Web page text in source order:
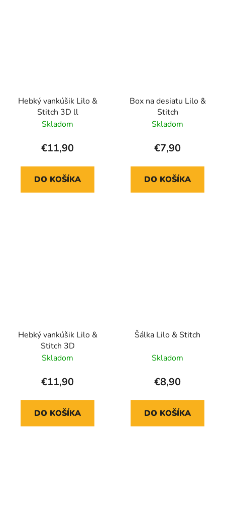
Hebký vankúšik Lilo &
Stitch 3D ll
Skladom
€11,90
DO KOŠÍKA
Box na desiatu Lilo &
Stitch
Skladom
€7,90
DO KOŠÍKA
Hebký vankúšik Lilo &
Stitch 3D
Skladom
€11,90
DO KOŠÍKA
Šálka Lilo & Stitch
Skladom
€8,90
DO KOŠÍKA